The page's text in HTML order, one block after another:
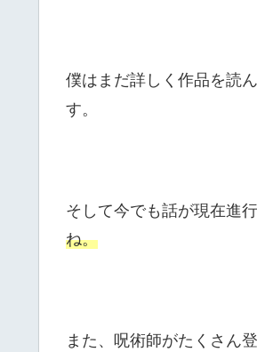
僕はまだ詳しく作品を読
す。
そして今でも話が現在進
ね。
また、呪術師がたくさん